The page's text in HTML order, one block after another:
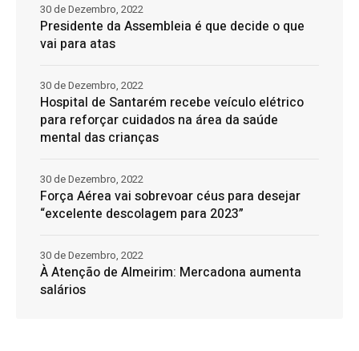
Presidente da Assembleia é que decide o que
vai para atas
30 de Dezembro, 2022
Hospital de Santarém recebe veículo elétrico
para reforçar cuidados na área da saúde
mental das crianças
30 de Dezembro, 2022
Força Aérea vai sobrevoar céus para desejar
“excelente descolagem para 2023”
30 de Dezembro, 2022
À Atenção de Almeirim: Mercadona aumenta
salários
30 de Dezembro, 2022